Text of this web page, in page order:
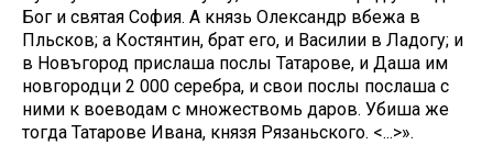
Бог и святая София. А князь Олександр вбежа в
Пльсков; а Костянтин, брат его, и Василии в Ладогу; и
в Новъгород прислаша послы Татарове, и Даша им
новгородци 2 000 серебра, и свои послы послаша с
ними к воеводам с множествомь даров. Убиша же
тогда Татарове Ивана, князя Рязаньского. <...>».